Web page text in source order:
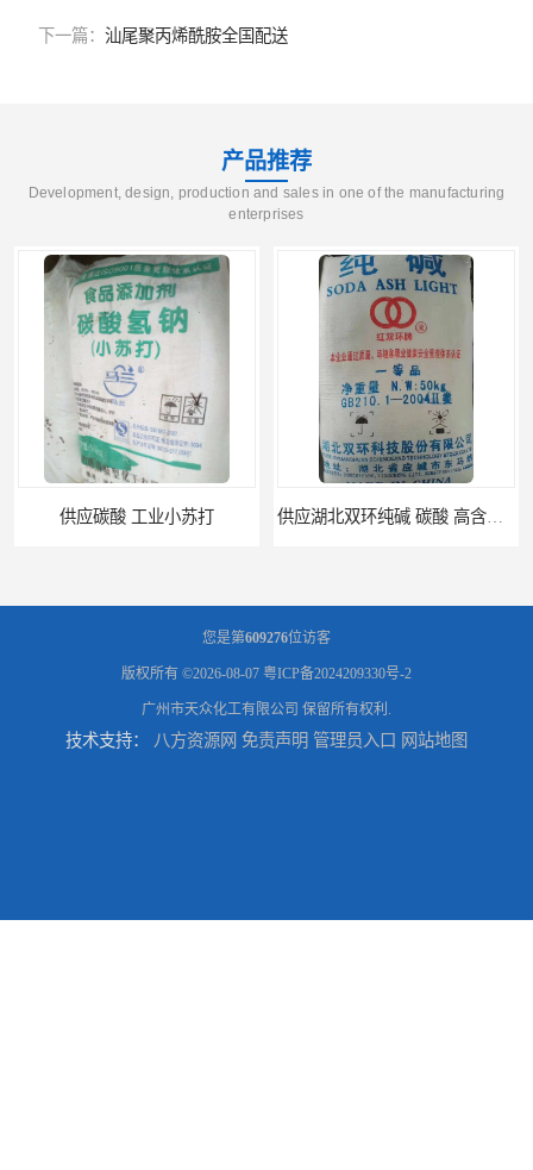
下一篇： 汕尾聚丙烯酰胺全国配送
产品推荐
Development, design, production and sales in one of the manufacturing
enterprises
您是第609276位访客
版权所有 ©2026-08-07 粤ICP备2024209330号-2
广州市天众化工有限公司 保留所有权利.
技术支持： 八方资源网 免责声明 管理员入口 网站地图